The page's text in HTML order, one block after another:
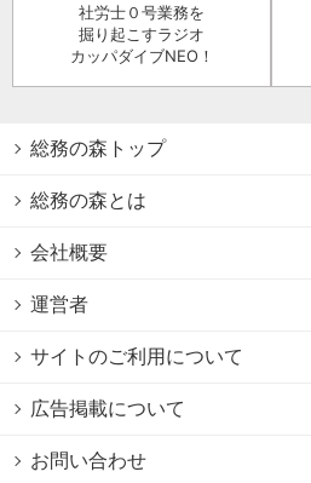
社労士０号業務を
掘り起こすラジオ
カッパダイブNEO！
総務の森トップ
総務の森とは
会社概要
運営者
サイトのご利用について
広告掲載について
お問い合わせ